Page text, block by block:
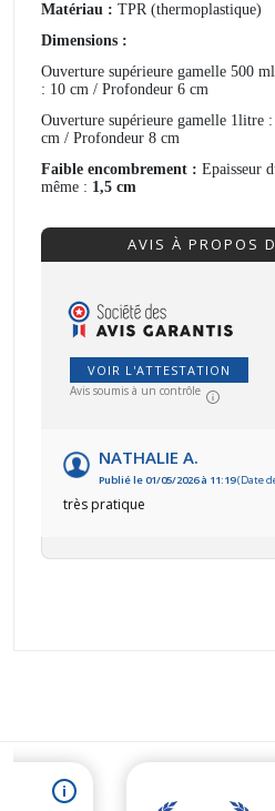
Matériau : TPR (thermoplastique)
Dimensions :
Ouverture supérieure gamelle 500
: 10 cm / Profondeur 6 cm
Ouverture supérieure gamelle 1litre
cm / Profondeur 8 cm
Faible encombrement : Epaisseur
même : 1,5 cm
AVIS À PROPOS
VOIR L'ATTESTATION
Avis soumis à un contrôle
NATHALIE A.
Publié le 01/05/2026 à 11:19(Date
très pratique